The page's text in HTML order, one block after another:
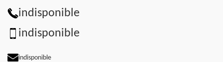
indisponible
indisponible
indisponible